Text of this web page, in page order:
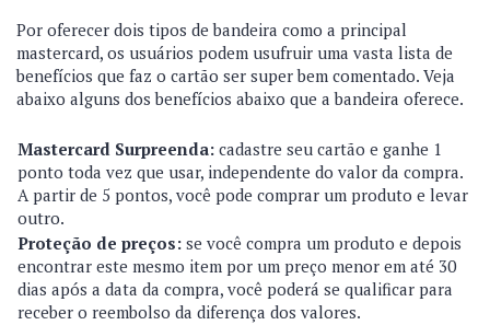
Por oferecer dois tipos de bandeira como a principal
mastercard, os usuários podem usufruir uma vasta lista de
benefícios que faz o cartão ser super bem comentado. Veja
abaixo alguns dos benefícios abaixo que a bandeira oferece.
Mastercard Surpreenda: cadastre seu cartão e ganhe 1
ponto toda vez que usar, independente do valor da compra.
A partir de 5 pontos, você pode comprar um produto e levar
outro.
Proteção de preços: se você compra um produto e depois
encontrar este mesmo item por um preço menor em até 30
dias após a data da compra, você poderá se qualificar para
receber o reembolso da diferença dos valores.